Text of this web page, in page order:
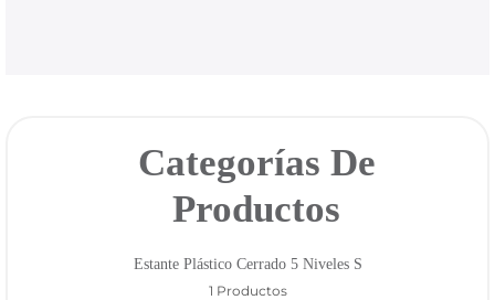
Categorías De
Productos
Estante Plástico Cerrado 5 Niveles S
1 Productos